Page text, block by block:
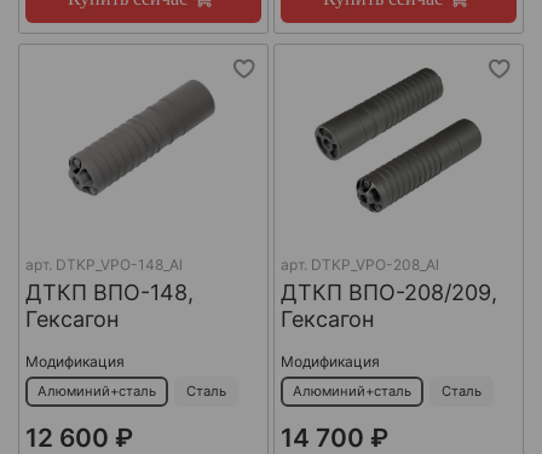
арт. DTKP_VPO-148_Al
ДТКП ВПО-148,
Гексагон
Модификация
Алюминий+сталь Сталь
12 600 ₽
арт. DTKP_VPO-208_Al
ДТКП ВПО-208/209,
Гексагон
Модификация
Алюминий+сталь Сталь
14 700 ₽